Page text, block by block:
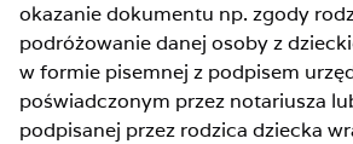
okazanie dokumentu np. zgody
podróżowanie danej osoby z
w formie pisemnej z podpisem
poświadczonym przez notariusza
podpisanej przez rodzica dziecka